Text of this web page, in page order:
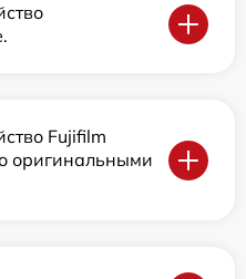
Fujifilm
оригинальными